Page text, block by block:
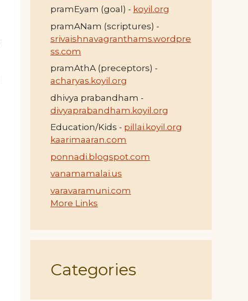
pramEyam (goal) - koyil.org
pramANam (scriptures) -
srivaishnavagranthams.wordpre
ss.com
pramAthA (preceptors) -
acharyas.koyil.org
dhivya prabandham -
divyaprabandham.koyil.org
Education/Kids - pillai.koyil.org
kaarimaaran.com
ponnadi.blogspot.com
vanamamalai.us
varavaramuni.com
More Links
Categories